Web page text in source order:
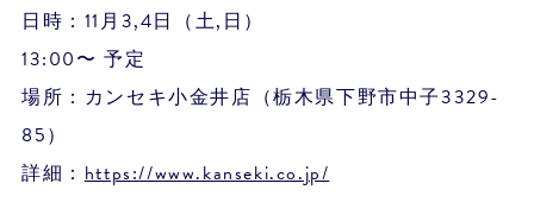
日時：11月3,4日（土,日）
13:00〜 予定
場所：カンセキ小金井店（栃木県下野市中子3329-
85）
詳細：https://www.kanseki.co.jp/